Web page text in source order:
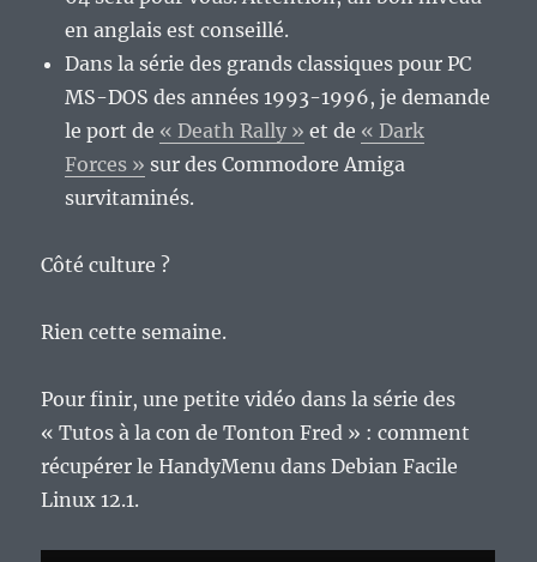
en anglais est conseillé.
Dans la série des grands classiques pour PC
MS-DOS des années 1993-1996, je demande
le port de « Death Rally » et de « Dark
Forces » sur des Commodore Amiga
survitaminés.
Côté culture ?
Rien cette semaine.
Pour finir, une petite vidéo dans la série des
« Tutos à la con de Tonton Fred » : comment
récupérer le HandyMenu dans Debian Facile
Linux 12.1.